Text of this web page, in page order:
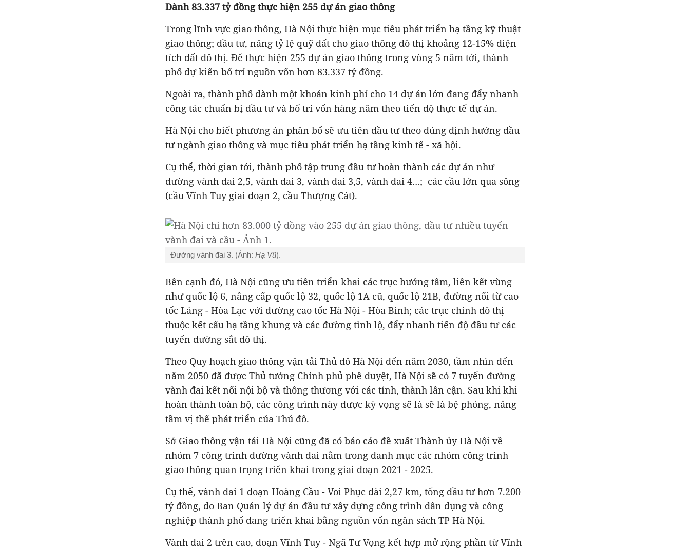
Dành 83.337 tỷ đồng thực hiện 255 dự án giao thông
Trong lĩnh vực giao thông, Hà Nội thực hiện mục tiêu phát triển hạ tầng kỹ thuật
giao thông; đầu tư, nâng tỷ lệ quỹ đất cho giao thông đô thị khoảng 12-15% diện
tích đất đô thị. Để thực hiện 255 dự án giao thông trong vòng 5 năm tới, thành
phố dự kiến bố trí nguồn vốn hơn 83.337 tỷ đồng.
Ngoài ra, thành phố dành một khoản kinh phí cho 14 dự án lớn đang đẩy nhanh
công tác chuẩn bị đầu tư và bố trí vốn hàng năm theo tiến độ thực tế dự án.
Hà Nội cho biết phương án phân bổ sẽ ưu tiên đầu tư theo đúng định hướng đầu
tư ngành giao thông và mục tiêu phát triển hạ tầng kinh tế - xã hội.
Cụ thể, thời gian tới, thành phố tập trung đầu tư hoàn thành các dự án như
đường vành đai 2,5, vành đai 3, vành đai 3,5, vành đai 4…; các cầu lớn qua sông
(cầu Vĩnh Tuy giai đoạn 2, cầu Thượng Cát).
Đường vành đai 3. (Ảnh: Hạ Vũ).
Bên cạnh đó, Hà Nội cũng ưu tiên triển khai các trục hướng tâm, liên kết vùng
như quốc lộ 6, nâng cấp quốc lộ 32, quốc lộ 1A cũ, quốc lộ 21B, đường nối từ cao
tốc Láng - Hòa Lạc với đường cao tốc Hà Nội - Hòa Bình; các trục chính đô thị
thuộc kết cấu hạ tầng khung và các đường tỉnh lộ, đẩy nhanh tiến độ đầu tư các
tuyến đường sắt đô thị.
Theo Quy hoạch giao thông vận tải Thủ đô Hà Nội đến năm 2030, tầm nhìn đến
năm 2050 đã được Thủ tướng Chính phủ phê duyệt, Hà Nội sẽ có 7 tuyến đường
vành đai kết nối nội bộ và thông thương với các tỉnh, thành lân cận. Sau khi khi
hoàn thành toàn bộ, các công trình này được kỳ vọng sẽ là sẽ là bệ phóng, nâng
tầm vị thế phát triển của Thủ đô.
Sở Giao thông vận tải Hà Nội cũng đã có báo cáo đề xuất Thành ủy Hà Nội về
nhóm 7 công trình đường vành đai nằm trong danh mục các nhóm công trình
giao thông quan trọng triển khai trong giai đoạn 2021 - 2025.
Cụ thể, vành đai 1 đoạn Hoàng Cầu - Voi Phục dài 2,27 km, tổng đầu tư hơn 7.200
tỷ đồng, do Ban Quản lý dự án đầu tư xây dựng công trình dân dụng và công
nghiệp thành phố đang triển khai bằng nguồn vốn ngân sách TP Hà Nội.
Vành đai 2 trên cao, đoạn Vĩnh Tuy - Ngã Tư Vọng kết hợp mở rộng phần từ Vĩnh